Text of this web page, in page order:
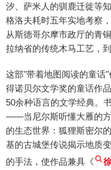
汐、萨米人的驯鹿迁徙等
格洛夫耗时五年实地考察
从斯德哥尔摩市政厅的青
拉纳省的传统木马工艺，
这部"带着地图阅读的童话
得诺贝尔文学奖的童话作
50余种语言的文学经典。
——当尼尔斯听懂大雁的方
的生态世界：狐狸斯密尔
基的古城堡传说揭示地质
的手法，使作品兼具《